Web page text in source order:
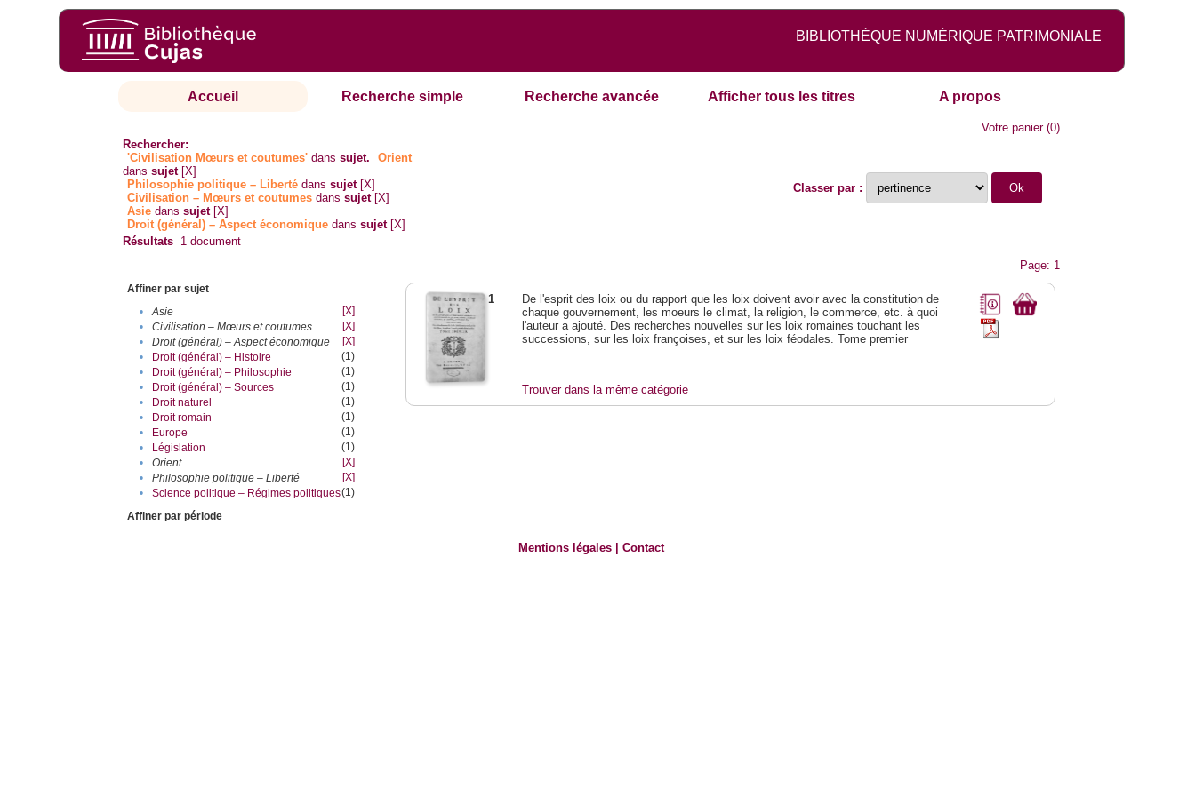
BIBLIOTHÈQUE NUMÉRIQUE PATRIMONIALE
Accueil Recherche simple Recherche avancée Afficher tous les titres A propos
Votre panier(0)
Rechercher:
'Civilisation Mœurs et coutumes' danssujet.
Orient
danssujet [X]
Philosophie politique – Liberté danssujet [X]
Civilisation – Mœurs et coutumes danssujet [X]
Asie danssujet [X]
Droit (général) – Aspect économique danssujet [X]
Classer par :
Résultats 1 document
Page: 1
Affiner par sujet
•
Asie
[X]
•
Civilisation – Mœurs et coutumes
[X]
•
Droit (général) – Aspect économique
[X]
•
Droit (général) – Histoire
(1)
•
Droit (général) – Philosophie
(1)
•
Droit (général) – Sources
(1)
•
Droit naturel
(1)
•
Droit romain
(1)
•
Europe
(1)
•
Législation
(1)
•
Orient
[X]
•
Philosophie politique – Liberté
[X]
•
Science politique – Régimes politiques(1)
Affiner par période
1
De l'esprit des loix ou du rapport que les loix doivent avoir avec la constitution de
chaque gouvernement, les moeurs le climat, la religion, le commerce, etc. à quoi
l'auteur a ajouté. Des recherches nouvelles sur les loix romaines touchant les
successions, sur les loix françoises, et sur les loix féodales. Tome premier
Trouver dans la même catégorie
Mentions légales |Contact